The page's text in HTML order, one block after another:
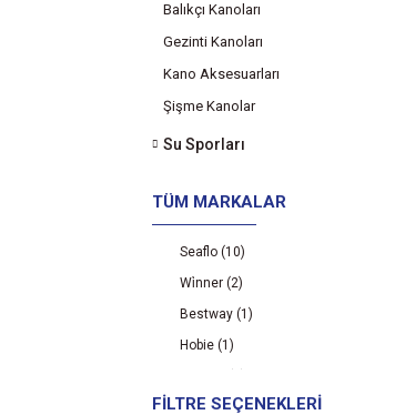
Balıkçı Kanoları
Gezinti Kanoları
Kano Aksesuarları
Şişme Kanolar
Su Sporları
TÜM MARKALAR
Seaflo (10)
Wi̇nner (2)
Bestway (1)
Hobie (1)
FILTRE SEÇENEKLERI